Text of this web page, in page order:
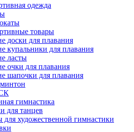
одежда
товары
доски для плавания
купальники для плавания
ласты
очки для плавания
шапочки для плавания
гимнастика
для танцев
для художественной гимнастики